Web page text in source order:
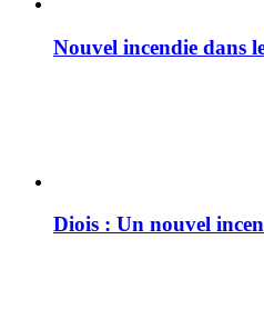
Nouvel incendie dans
Diois : Un nouvel